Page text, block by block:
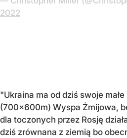
2022
"Ukraina ma od dziś swoje
(700x600m) Wyspa Żmijowa,
dla toczonych przez Rosję
dziś zrównana z ziemią bo